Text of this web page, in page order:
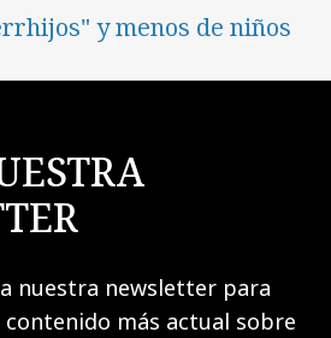
y menos de niños
nuestra newsletter para
más actual sobre